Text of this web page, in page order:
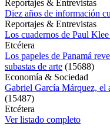
Reportajes & Entrevistas
Diez años de información
Reportajes & Entrevistas
Los cuadernos de Paul
Etcétera
Los papeles de Panamá
subastas de arte (15688)
Economía & Sociedad
Gabriel García Márquez, el
(15487)
Etcétera
Ver listado completo